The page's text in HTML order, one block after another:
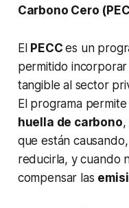
Carbono Cero
El PECCes un
permitido
tangible al sector
El programa
huella de carbono,
que están
reducirla, y cuando
compensar las